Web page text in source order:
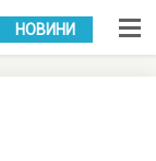
УКР РУС
НОВИНИ